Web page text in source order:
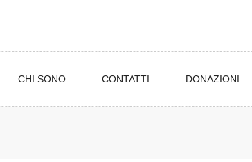
CHI SONO CONTATTI DONAZIONI